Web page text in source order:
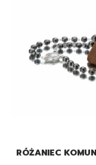
RÓŻANIEC